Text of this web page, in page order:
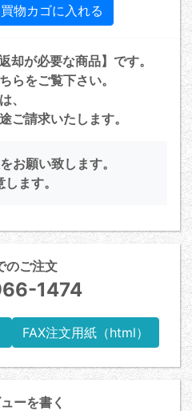
が必要な商品】です。
らをご覧下さい。
、
ご請求いたします。
お願い致します。
ます。
のご注文
1474
FAX注文用紙（html）
ーを書く